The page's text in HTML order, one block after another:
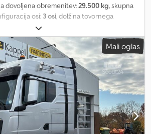
dovoljena obremenitev: 29.500 kg, skupna
osi: 3 osi , dolžina tovornega
, širina tovornega prostora:
1.450 mm, prostornina tovornega
širina:2.550 mm
, Vehicle is from current
in approx. 2 weeks Vehicle / Body: Tipping
35,000kg / 39,000kg Unladen Weight:
/ 33,500kg Total Length: 8,600mm
Information: - Overall height approx.
approx. 2,350mm - Coupling height
– Semi-Trailer Tipper: - Fine-grained
basic lightweight design - 1x centre
underrun protection - Underrun protection
Mali oglas